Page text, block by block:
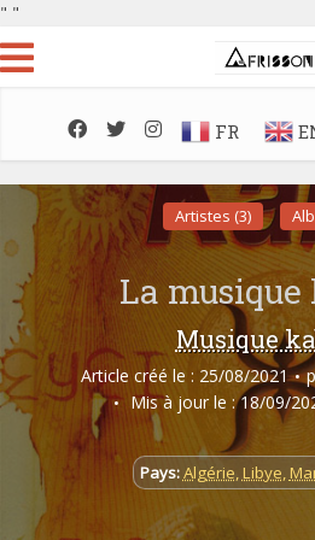
" "
FR
Artistes (3)
La
Musique
Article créé le : 25/08/2021
Mis à jour le : 18/09/
Pays:Algérie,Libye,